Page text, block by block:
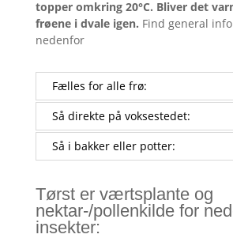
topper omkring 20°C. Bliver det
frøene i dvale igen. Find general
nedenfor
Fælles for alle frø:
Så direkte på voksestedet:
Så i bakker eller potter:
Tørst er værtsplante og
nektar-/pollenkilde for
insekter: